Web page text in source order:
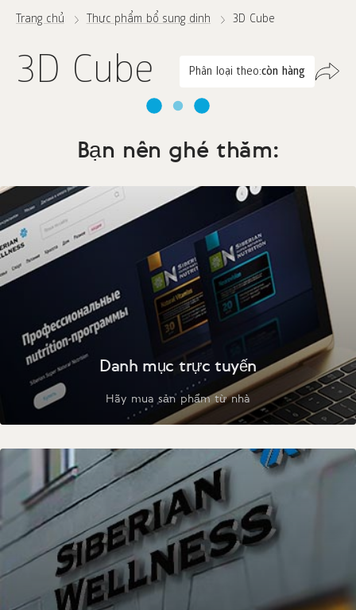
Trang chủ Thực phẩm bổ sung dinh 3D Cube
3D Cube Phân loại theo:còn hàng
Bạn nên ghé thăm:
Danh mục trực tuyến
Hãy mua sản phẩm từ nhà